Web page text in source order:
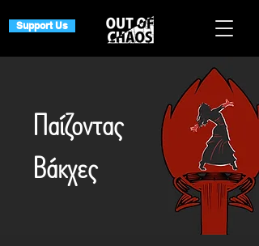
Support Us
Παίζοντας
Βάκχες